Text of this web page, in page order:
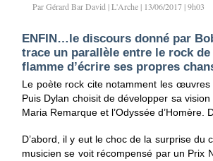
Par Gérard Bar David | L'Arche | 13/06/2017 | 9h03
ENFIN…le discours donné par
trace un parallèle entre le rock
flamme d’écrire ses propres
Le poète rock cite notamment les œuvres
Puis Dylan choisit de développer sa
Maria Remarque et l’Odyssée
D’abord, il y eut le choc de la surprise
musicien se voit récompensé par un Prix